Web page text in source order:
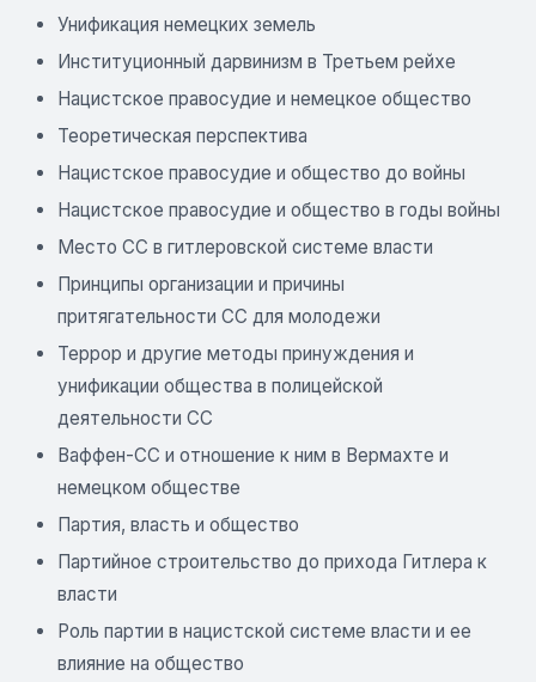
Унификация немецких земель
Институционный дарвинизм в Третьем рейхе
Нацистское правосудие и немецкое общество
Теоретическая перспектива
Нацистское правосудие и общество до войны
Нацистское правосудие и общество в годы войны
Место СС в гитлеровской системе власти
Принципы организации и причины
притягательности СС для молодежи
Террор и другие методы принуждения и
унификации общества в полицейской
деятельности СС
Ваффен-СС и отношение к ним в Вермахте и
немецком обществе
Партия, власть и общество
Партийное строительство до прихода Гитлера к
власти
Роль партии в нацистской системе власти и ее
влияние на общество